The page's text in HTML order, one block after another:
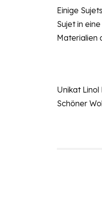
Einige
Sujet in
Materialien
Unikat
Schöner